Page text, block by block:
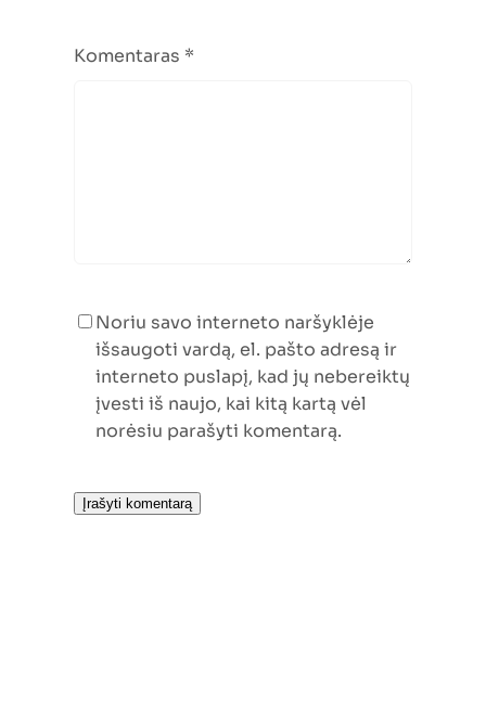
Komentaras *
Noriu savo interneto naršyklėje
išsaugoti vardą, el. pašto adresą ir
interneto puslapį, kad jų nebereiktų
įvesti iš naujo, kai kitą kartą vėl
norėsiu parašyti komentarą.